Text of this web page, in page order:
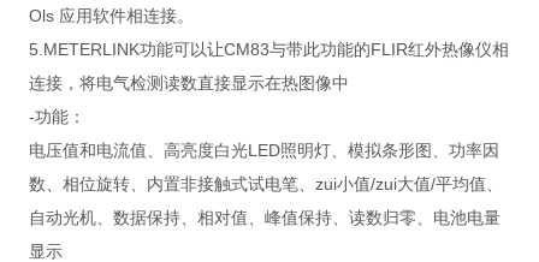
Ols 应用软件相连接。
5.METERLINK功能可以让CM83与带此功能的FLIR红外热像仪相
连接，将电气检测读数直接显示在热图像中
-功能：
电压值和电流值、高亮度白光LED照明灯、模拟条形图、功率因
数、相位旋转、内置非接触式试电笔、zui小值/zui大值/平均值、
自动光机、数据保持、相对值、峰值保持、读数归零、电池电量
显示